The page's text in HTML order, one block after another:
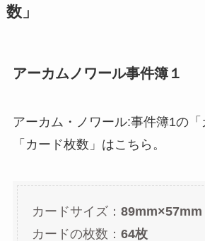
数」
アーカムノワール事件簿１
アーカム・ノワール:事件簿1の「
「カード枚数」はこちら。
カードサイズ： 89mm×57mm
カードの枚数： 64枚